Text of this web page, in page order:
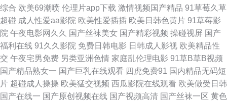
国产在线 深夜福利视频网站 超碰自p拍 国产物业视频 黄色性生活一级 久久
大肏屄 欧美一区二区蜜桃 日韩欧美网 在线91传媒 97超碰护士 超碰97免费
久久偷精品 欧美三级片导航 日韩e级免费 色宗黑人 传媒精品com 午夜色片
网 91福利专区 91在钱视频 俺去也资源站 超碰在线人人看 青青草成人AV 丝
综合 欧美69潮喷 伦理片app下载 激情视频国产精品 91草莓久草
超碰 成人性爱aa影院 欧美性爱插插 欧美日韩色黄片 91草莓影
院 午夜电影网久久 国产丝袜美女 国产精彩视频 操碰视屏 国产
福利在线 91久久影院 免费日韩电影 日韩成人影视 欧美精品性
交 午夜宅男免费 另类亚洲色情 家庭乱伦理电影 91草B草B视频
国产精品熟女一 国产巨乳在线观看 四虎免费91 国内精品无码短
片 超碰成人操操 欧美猛交视频 西瓜影院在线观看 欧美做受日韩
国产在线一 国产原创视频在线 国产视频高清 国产丝袜一区 黄色